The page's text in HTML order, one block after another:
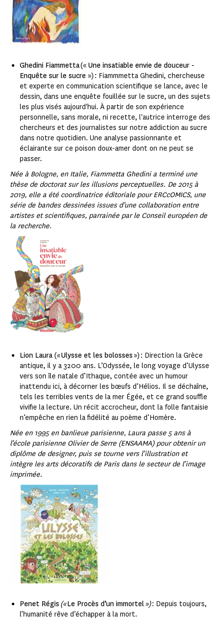
Ghedini Fiammetta(« Une insatiable envie de douceur -
Enquête sur le sucre ») : Fiammmetta Ghedini, chercheuse
et experte en communication scientifique se lance, avec le
dessin, dans une enquête fouillée sur le sucre, un des sujets
les plus visés aujourd'hui. À partir de son expérience
personnelle, sans morale, ni recette, l'autrice interroge des
chercheurs et des journalistes sur notre addiction au sucre
dans notre quotidien. Une analyse passionnante et
éclairante sur ce poison doux-amer dont on ne peut se
passer.
Née à Bologne, en Italie, Fiammetta Ghedini a terminé une
thèse de doctorat sur les illusions perceptuelles. De 2015 à
2019, elle a été coordinatrice éditoriale pour ERCcOMICS, une
série de bandes dessinées issues d’une collaboration entre
artistes et scientifiques, parrainée par le Conseil européen de
la recherche.
Lion Laura («Ulysse et les bolosses») : Direction la Grèce
antique, il y a 3200 ans. L’Odyssée, le long voyage d’Ulysse
vers son île natale d’Ithaque, contée avec un humour
inattendu ici, à décorner les bœufs d’Hélios. Il se déchaîne,
tels les terribles vents de la mer Égée, et ce grand souffle
vivifie la lecture. Un récit accrocheur, dont la folle fantaisie
n’empêche en rien la fidélité au poème d’Homère.
Née en 1995 en banlieue parisienne, Laura passe 5 ans à
l’école parisienne Olivier de Serre (ENSAAMA) pour obtenir un
diplôme de designer, puis se tourne vers l’illustration et
intègre les arts décoratifs de Paris dans le secteur de l’image
imprimée.
Penet Régis («Le Procès d’un immortel»): Depuis toujours,
l’humanité rêve d’échapper à la mort.